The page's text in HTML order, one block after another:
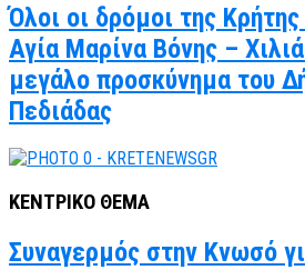
Όλοι οι δρόμοι της
Αγία Μαρίνα Βόνης –
μεγάλο προσκύνημα του
Πεδιάδας
ΚΕΝΤΡΙΚΟ ΘΕΜΑ
Συναγερμός στην Κνωσό